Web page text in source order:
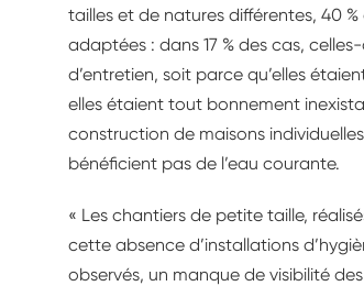
tailles et de natures différentes, 40
adaptées : dans 17 % des cas,
d’entretien, soit parce qu’elles
elles étaient tout bonnement
construction de maisons
bénéficient pas de l’eau courante.
« Les chantiers de petite taille,
cette absence d’installations
observés, un manque de visibilité